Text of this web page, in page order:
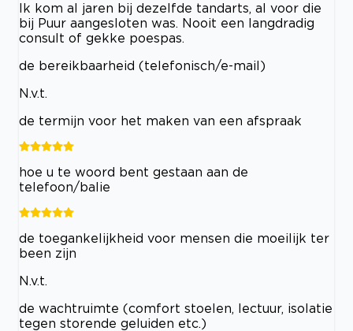
Ik kom al jaren bij dezelfde tandarts, al voor die
bij Puur aangesloten was. Nooit een langdradig
consult of gekke poespas.
de bereikbaarheid (telefonisch/e-mail)
N.v.t.
de termijn voor het maken van een afspraak
hoe u te woord bent gestaan aan de
telefoon/balie
de toegankelijkheid voor mensen die moeilijk ter
been zijn
N.v.t.
de wachtruimte (comfort stoelen, lectuur, isolatie
tegen storende geluiden etc.)